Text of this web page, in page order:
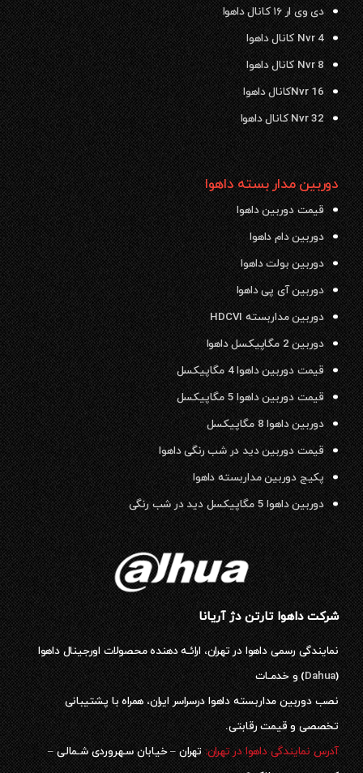
دی وی ار ۱۶ کانال داهوا
Nvr 4 کانال داهوا
Nvr 8 کانال داهوا
Nvr 16کانال داهوا
Nvr 32 کانال داهوا
دوربین مدار بسته داهوا
قیمت دوربین داهوا
دوربین دام داهوا
دوربین بولت داهوا
دوربین آی پی داهوا
دوربین مداربسته HDCVI
دوربین 2 مگاپیکسل داهوا
قیمت دوربین داهوا 4 مگاپیکسل
قیمت دوربین داهوا 5 مگاپیکسل
دوربین داهوا 8 مگاپیکسل
قیمت دوربین دید در شب رنگی داهوا
پکیج دوربین مداربسته داهوا
دوربین داهوا 5 مگاپیکسل دید در شب رنگی
شرکت داهوا تارتن دژ آریانا
نمایندگی رسمی داهوا در تهران، ارائـه دهنده محصولات اورجینال داهوا
(
Dahua) و خدمـات
نصب دوربین مداربسته داهوا درسراسر ایران، همراه با پشتیبانی
تخصصی و قیمت رقابتی.
آدرس نمایندگی داهوا در تهران:تهران – خیابان سـهروردی شـمالی –